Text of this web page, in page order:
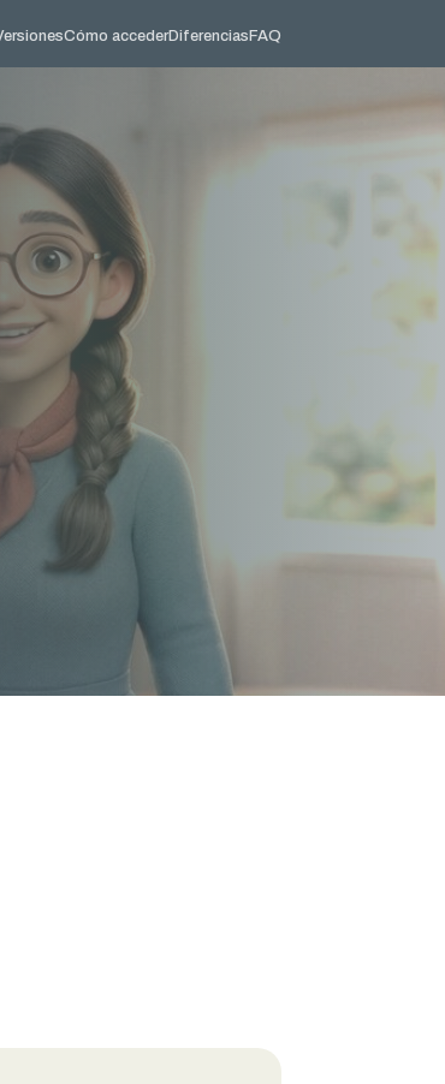
Cómo accederDiferenciasFAQ